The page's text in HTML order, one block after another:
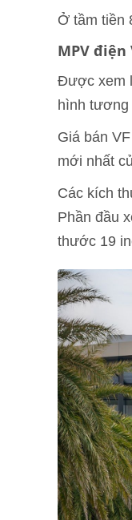
Ở tầm tiền
MPV điện
Được xem
hình tương
Giá bán
mới nhất
Các kích
Phần đầu
thước 19